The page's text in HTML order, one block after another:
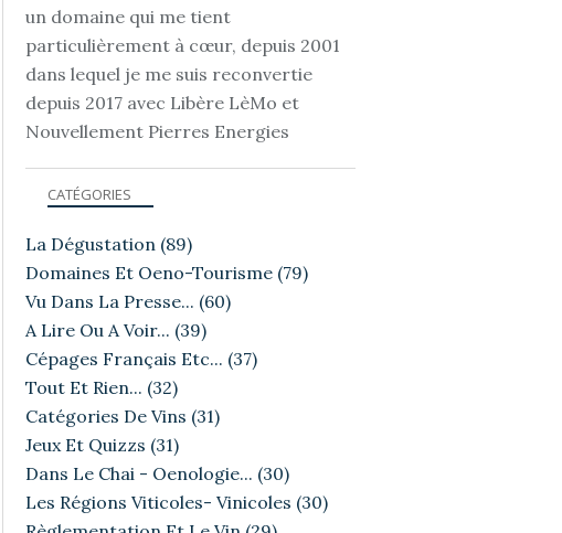
un domaine qui me tient
particulièrement à cœur, depuis 2001
dans lequel je me suis reconvertie
depuis 2017 avec Libère LèMo et
Nouvellement Pierres Energies
CATÉGORIES
La Dégustation (89)
Domaines Et Oeno-Tourisme (79)
Vu Dans La Presse... (60)
A Lire Ou A Voir... (39)
Cépages Français Etc... (37)
Tout Et Rien... (32)
Catégories De Vins (31)
Jeux Et Quizzs (31)
Dans Le Chai - Oenologie... (30)
Les Régions Viticoles- Vinicoles (30)